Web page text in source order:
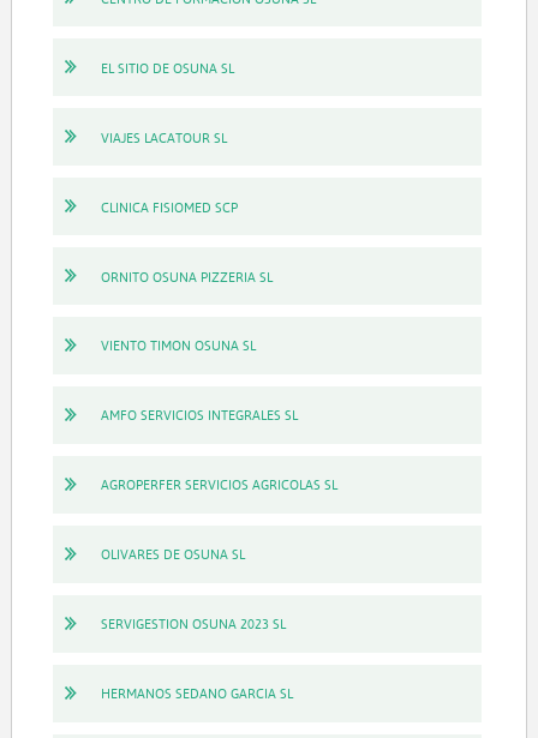
EL SITIO DE OSUNA SL
VIAJES LACATOUR SL
CLINICA FISIOMED SCP
ORNITO OSUNA PIZZERIA SL
VIENTO TIMON OSUNA SL
AMFO SERVICIOS INTEGRALES SL
AGROPERFER SERVICIOS AGRICOLAS SL
OLIVARES DE OSUNA SL
SERVIGESTION OSUNA 2023 SL
HERMANOS SEDANO GARCIA SL